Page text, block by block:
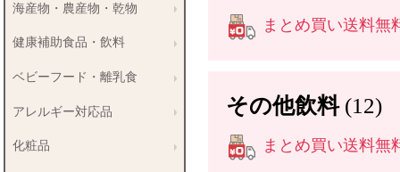
まとめ買い送料無
その他飲料 (12)
まとめ買い送料無
海産物・農産物・乾物
健康補助食品・飲料
ベビーフード・離乳食
アレルギー対応品
化粧品